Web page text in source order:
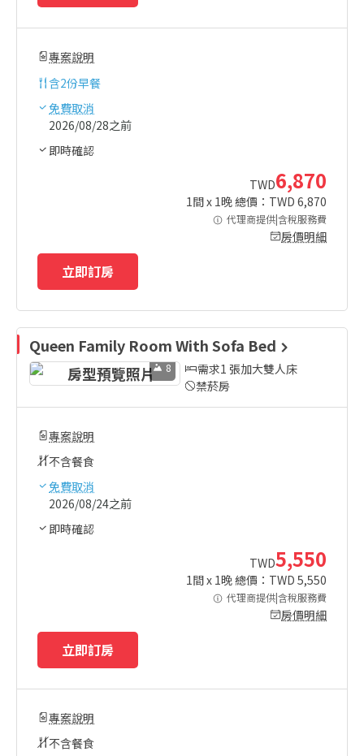
專案說明
含2份早餐
免費取消
2026/08/28之前
即時確認
TWD6,870
1間 x 1晚 總價：TWD 6,870
代理商提供|含稅服務費
房價明細
立即訂房
Queen Family Room With Sofa Bed
8
需求1 張加大雙人床
禁菸房
專案說明
不含餐食
免費取消
2026/08/24之前
即時確認
TWD5,550
1間 x 1晚 總價：TWD 5,550
代理商提供|含稅服務費
房價明細
立即訂房
專案說明
不含餐食